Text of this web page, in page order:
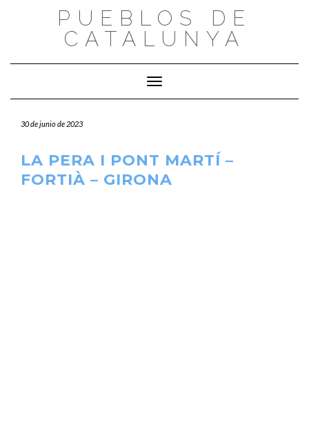
PUEBLOS DE
CATALUNYA
Cambiar modo de navegación
30 de junio de 2023
LA PERA I PONT MARTÍ –
FORTIÀ – GIRONA